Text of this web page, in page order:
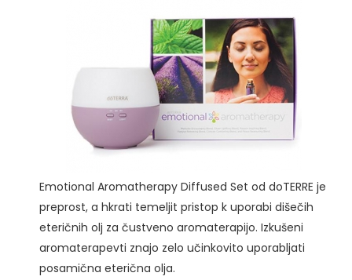
Emotional Aromatherapy Diffused Set od doTERRE je
preprost, a hkrati temeljit pristop k uporabi dišečih
eteričnih olj za čustveno aromaterapijo. Izkušeni
aromaterapevti znajo zelo učinkovito uporabljati
posamična eterična olja.